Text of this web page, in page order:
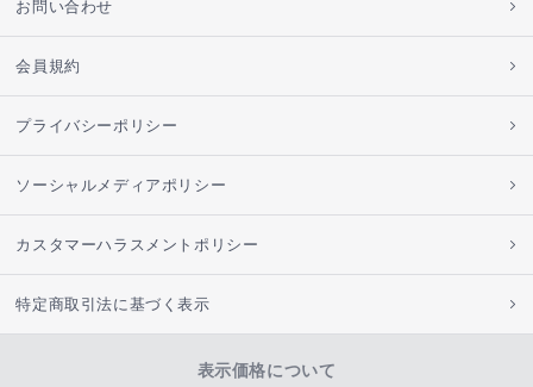
お問い合わせ
会員規約
プライバシーポリシー
ソーシャルメディアポリシー
カスタマーハラスメントポリシー
特定商取引法に基づく表示
表示価格について